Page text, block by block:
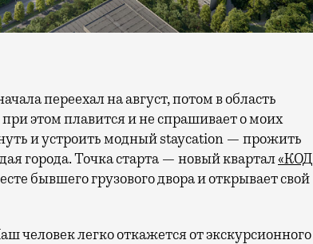
этом плавится и не спрашивает о моих
и устроить модный staycation — прожить
города. Точка старта — новый квартал«КОД
бывшего грузового двора и открывает свой
легко откажется от экскурсионного